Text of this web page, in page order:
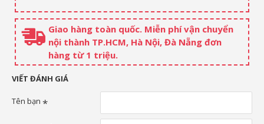
Giao hàng toàn quốc. Miễn phí vận chuyển
nội thành TP.HCM, Hà Nội, Đà Nẵng đơn
hàng từ 1 triệu.
VIẾT ĐÁNH GIÁ
Tên bạn